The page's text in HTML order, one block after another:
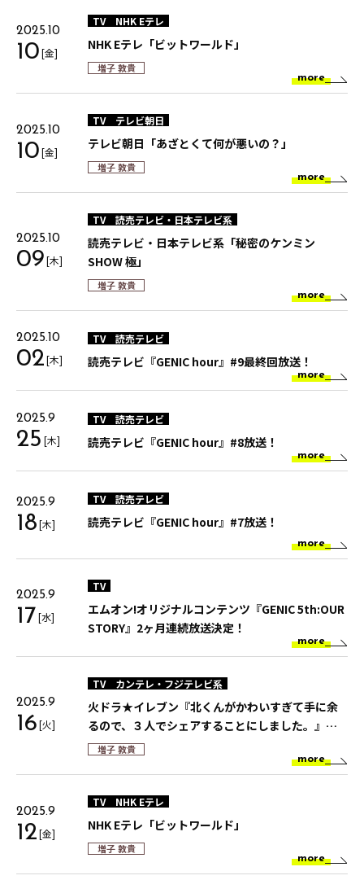
2025.10
10[金]
TV NHK Eテレ
NHK Eテレ「ビットワールド」
増子 敦貴
more
2025.10
10[金]
TV テレビ朝日
テレビ朝日「あざとくて何が悪いの？」
増子 敦貴
more
2025.10
09[木]
TV 読売テレビ・日本テレビ系
読売テレビ・日本テレビ系「秘密のケンミン
SHOW 極」
増子 敦貴
more
2025.10
02[木]
TV 読売テレビ
読売テレビ『GENIC hour』#9最終回放送！
more
2025.9
25 [木]
TV 読売テレビ
読売テレビ『GENIC hour』#8放送！
more
2025.9
18[木]
TV 読売テレビ
読売テレビ『GENIC hour』#7放送！
more
2025.9
17[水]
TV
エムオン!オリジナルコンテンツ『GENIC 5th:OUR
STORY』2ヶ月連続放送決定！
more
2025.9
16[火]
TV カンテレ・フジテレビ系
火ドラ★イレブン『北くんがかわいすぎて手に余
るので、３人でシェアすることにしました。』第
12話放送
増子 敦貴
more
2025.9
12[金]
TV NHK Eテレ
NHK Eテレ「ビットワールド」
増子 敦貴
more